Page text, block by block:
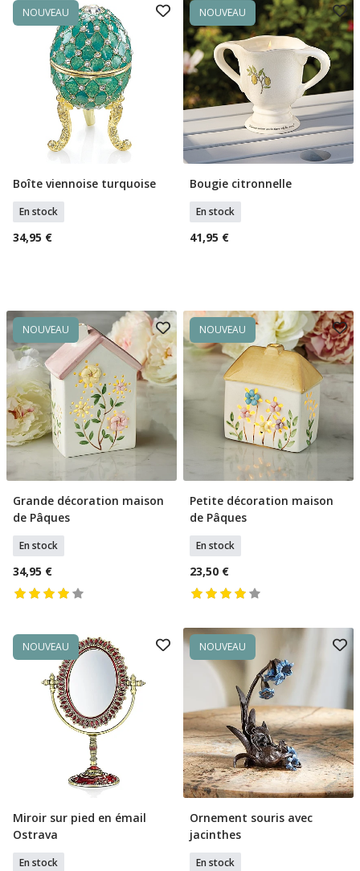
NOUVEAU
Ajouter Au Panier
Boîte viennoise turquoise
En stock
34,95 €
NOUVEAU
Ajouter Au Panier
Bougie citronnelle
En stock
41,95 €
NOUVEAU
Ajouter Au Panier
Grande décoration maison
de Pâques
En stock
34,95 €
NOUVEAU
Ajouter Au Panier
Petite décoration maison
de Pâques
En stock
23,50 €
NOUVEAU
Ajouter Au Panier
Miroir sur pied en émail
Ostrava
En stock
NOUVEAU
Ajouter Au Panier
Ornement souris avec
jacinthes
En stock